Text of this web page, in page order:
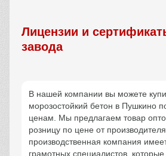
Бетонные работы
Работаем с фундаментами,
площадками и конструкциями